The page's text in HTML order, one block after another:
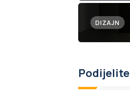
DIZAJN
Podijelite